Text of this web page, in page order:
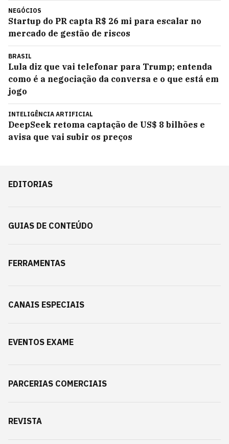
NEGÓCIOS
Startup do PR capta R$ 26 mi para escalar no
mercado de gestão de riscos
BRASIL
Lula diz que vai telefonar para Trump; entenda
como é a negociação da conversa e o que está em
jogo
INTELIGÊNCIA ARTIFICIAL
DeepSeek retoma captação de US$ 8 bilhões e
avisa que vai subir os preços
EDITORIAS
GUIAS DE CONTEÚDO
FERRAMENTAS
CANAIS ESPECIAIS
EVENTOS EXAME
PARCERIAS COMERCIAIS
REVISTA